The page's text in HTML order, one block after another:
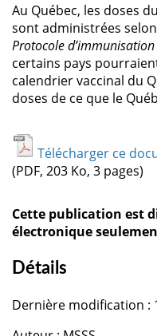
Au Québec, les doses
sont administrées
Protocole
certains pays
calendrier vaccinal du
doses de ce que le
Télécharger ce
(PDF, 203 Ko, 3 pages)
Cette publication est
électronique
Détails
Dernière modification :